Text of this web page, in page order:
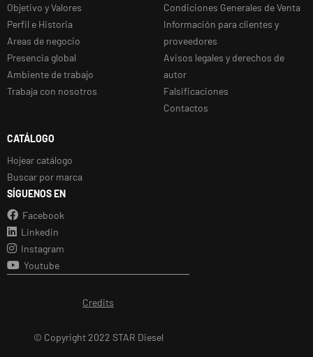
Objetivo y Valores
Perfil e Historia
Areas de negocio
Presencia global
Ambiente de trabajo
Trabaja con nosotros
Condiciones Generales de Venta
Información para clientes y
proveedores
Avisos legales y derechos de
autor
Falsificaciones
Contactos
CATÁLOGO
Hojear catálogo
Buscar por marca
SÍGUENOS EN
Facebook
Linkedin
Instagram
Youtube
Credits
© Copyright 2022 STAR Diesel